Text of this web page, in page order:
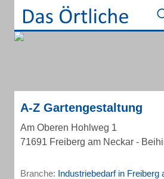
A-Z Gartengestaltung
Am Oberen Hohlweg 1
71691 Freiberg am Neckar -
Branche: Industriebedarf in Freiberg